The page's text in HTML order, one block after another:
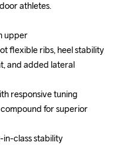
athletes.
upper
flexible ribs, heel stability
and added lateral
responsive tuning
for superior
in-class stability
athletes.
upper
flexible ribs, heel stability
and added lateral
responsive tuning
for superior
in-class stability